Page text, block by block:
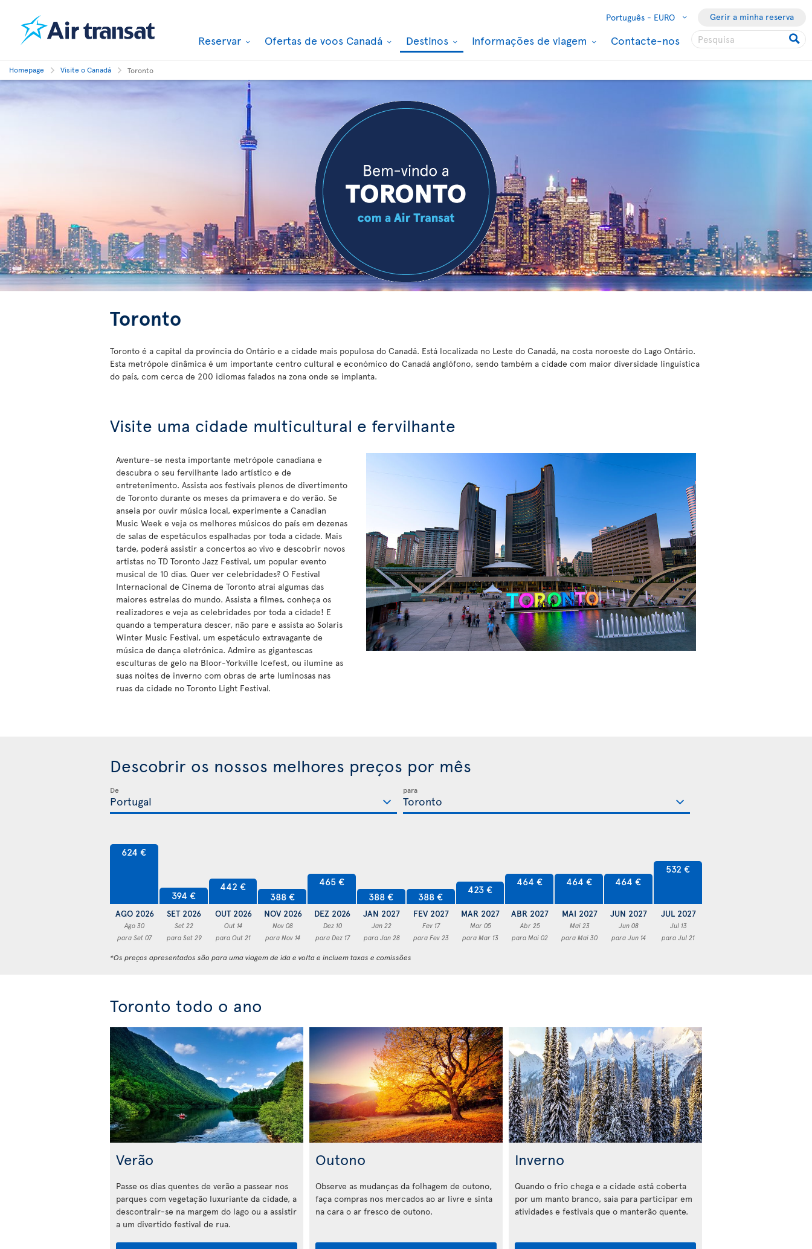
Português - EURO Gerir a minha reserva
Reservar Ofertas de voos Canadá Destinos Informações de viagem Contacte-nos
Homepage Visite o Canadá Toronto
Toronto
Toronto é a capital da província do Ontário e a cidade mais populosa do Canadá. Está localizada no Leste do Canadá, na costa noroeste do Lago Ontário.
Esta metrópole dinâmica é um importante centro cultural e económico do Canadá anglófono, sendo também a cidade com maior diversidade linguística
do país, com cerca de 200 idiomas falados na zona onde se implanta.
Visite uma cidade multicultural e fervilhante
Aventure-se nesta importante metrópole canadiana e
descubra o seu fervilhante lado artístico e de
entretenimento. Assista aos festivais plenos de divertimento
de Toronto durante os meses da primavera e do verão. Se
anseia por ouvir música local, experimente a Canadian
Music Week e veja os melhores músicos do país em dezenas
de salas de espetáculos espalhadas por toda a cidade. Mais
tarde, poderá assistir a concertos ao vivo e descobrir novos
artistas no TD Toronto Jazz Festival, um popular evento
musical de 10 dias. Quer ver celebridades? O Festival
Internacional de Cinema de Toronto atrai algumas das
maiores estrelas do mundo. Assista a filmes, conheça os
realizadores e veja as celebridades por toda a cidade! E
quando a temperatura descer, não pare e assista ao Solaris
Winter Music Festival, um espetáculo extravagante de
música de dança eletrónica. Admire as gigantescas
esculturas de gelo na Bloor-Yorkville Icefest, ou ilumine as
suas noites de inverno com obras de arte luminosas nas
ruas da cidade no Toronto Light Festival.
Descobrir os nossos melhores preços por mês
De para
624 €
AGO 2026
Ago 30
para Set 07
394 €
SET 2026
Set 22
para Set 29
442 €
OUT 2026
Out 14
para Out 21
388 €
NOV 2026
Nov 08
para Nov 14
465 €
DEZ 2026
Dez 10
para Dez 17
388 €
JAN 2027
Jan 22
para Jan 28
388 €
FEV 2027
Fev 17
para Fev 23
423 €
MAR 2027
Mar 05
para Mar 13
464 €
ABR 2027
Abr 25
para Mai 02
464 €
MAI 2027
Mai 23
para Mai 30
464 €
JUN 2027
Jun 08
para Jun 14
532 €
JUL 2027
Jul 13
para Jul 21
*Os preços apresentados são para uma viagem de ida e volta e incluem taxas e comissões
Toronto todo o ano
Verão
Passe os dias quentes de verão a passear nos
parques com vegetação luxuriante da cidade, a
descontrair-se na margem do lago ou a assistir
a um divertido festival de rua.
Outono
Observe as mudanças da folhagem de outono,
faça compras nos mercados ao ar livre e sinta
na cara o ar fresco de outono.
Inverno
Quando o frio chega e a cidade está coberta
por um manto branco, saia para participar em
atividades e festivais que o manterão quente.